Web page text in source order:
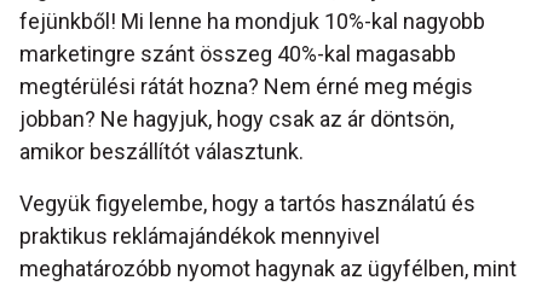
fejünkből! Mi lenne ha mondjuk 10%-kal nagyobb
marketingre szánt összeg 40%-kal magasabb
megtérülési rátát hozna? Nem érné meg mégis
jobban? Ne hagyjuk, hogy csak az ár döntsön,
amikor beszállítót választunk.
Vegyük figyelembe, hogy a tartós használatú és
praktikus reklámajándékok mennyivel
meghatározóbb nyomot hagynak az ügyfélben, mint